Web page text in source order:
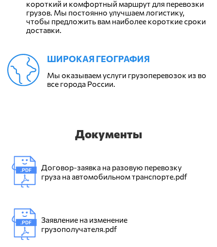
короткий и комфортный маршрут для перевозки
грузов. Мы постоянно улучшаем логистику,
чтобы предложить вам наиболее короткие сроки
доставки.
ШИРОКАЯ ГЕОГРАФИЯ
Мы оказываем услуги грузоперевозок из во
все города России.
Документы
Договор-заявка на разовую перевозку
груза на автомобильном транспорте.pdf
Заявление на изменение
грузополучателя.pdf